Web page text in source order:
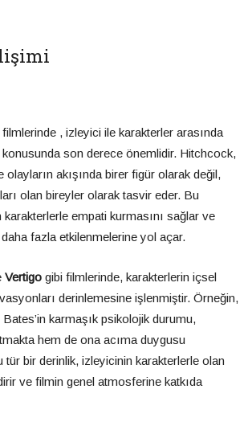
, izleyici ile karakterler arasında
son derece önemlidir. Hitchcock,
olayların akışında birer figür olarak değil,
olan bireyler olarak tasvir eder. Bu
empati kurmasını sağlar ve
fazla etkilenmelerine yol açar.
Vertigo gibi filmlerinde, karakterlerin içsel
derinlemesine işlenmiştir. Örneğin,
Bates’in karmaşık psikolojik durumu,
hem de ona acıma duygusu
tür bir derinlik, izleyicinin karakterlerle olan
ve filmin genel atmosferine katkıda